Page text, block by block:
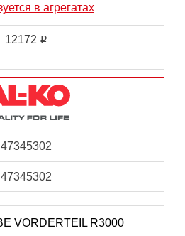
в агрегатах
12172 i
47345302
47345302
VORDERTEIL R3000